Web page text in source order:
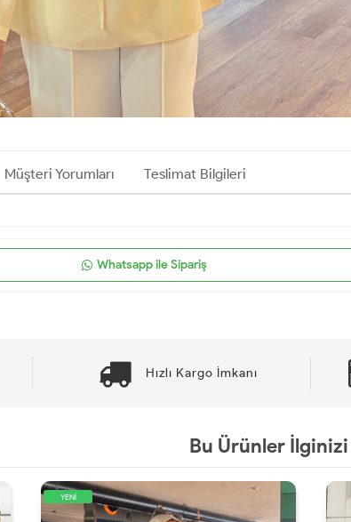
Müşteri Yorumları Teslimat Bilgileri
Whatsapp ile Sipariş
Hızlı Kargo İmkanı
Bu Ürünler
YENİ